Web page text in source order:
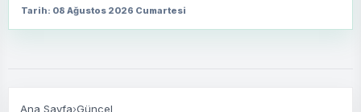
Tarih: 08 Ağustos 2026 Cumartesi
Ana Sayfa›Güncel